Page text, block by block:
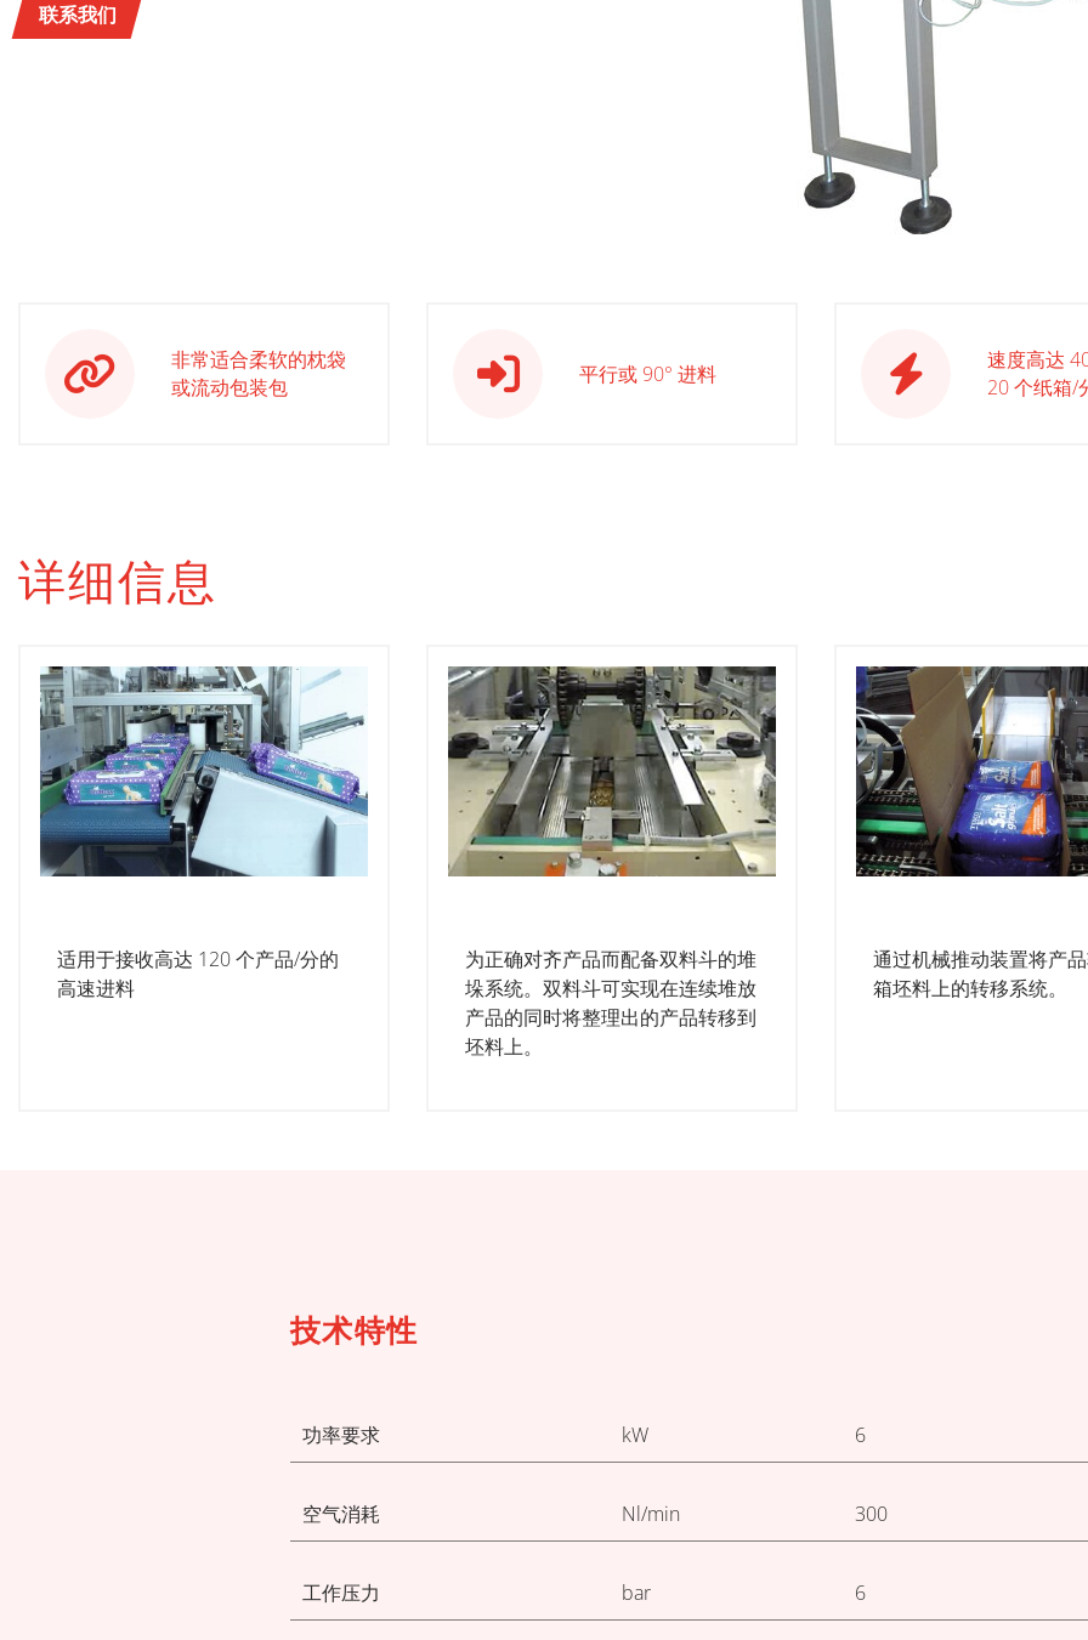
联系我们
非常适合柔软的枕袋
或流动包装包
平行或 90° 进料
速度高达
20 个纸箱/
详细信息
适用于接收高达 120 个产品/分的
高速进料
为正确对齐产品而配备双料斗的堆
垛系统。双料斗可实现在连续堆放
产品的同时将整理出的产品转移到
坯料上。
通过机械推动装置将产
箱坯料上的转移系统。
技术特性
功率要求 kW 6
空气消耗 Nl/min 300
工作压力 bar 6